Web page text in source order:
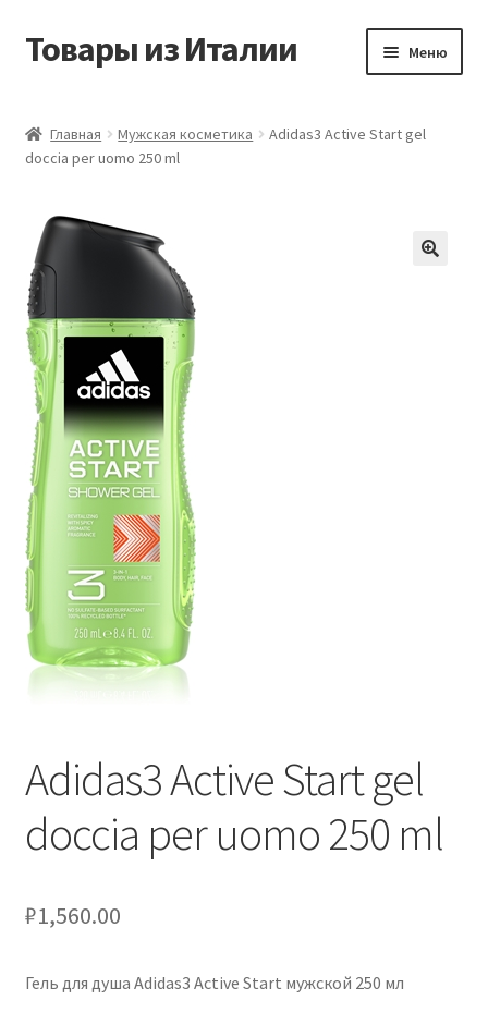
Перейти
Перейти
Товары из Италии Меню
Виды доставки
Контакты
Корзина
Магазин
Мой аккаунт
Оставить отзыв
Оформление заказа
Скидки
Сотрудничество
Главная Мужская косметика
Adidas3 Active Start gel
doccia per uomo 250 ml
Adidas3 Active Start gel
doccia per uomo 250 ml
₽1,560.00
Гель для душа Adidas3 Active Start мужской 250 мл